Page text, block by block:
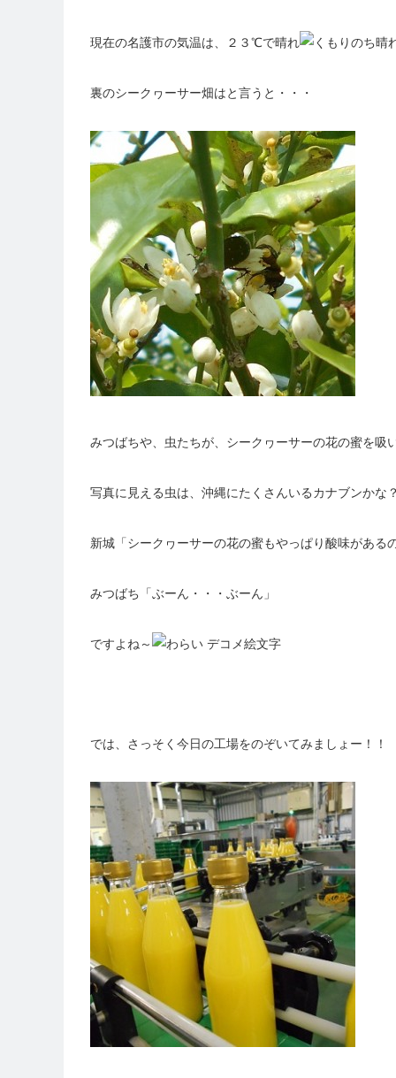
現在の名護市の気温は、２３℃で晴れ
裏のシークヮーサー畑はと言うと・・・
みつばちや、虫たちが、シークヮーサーの花の蜜を吸
写真に見える虫は、沖縄にたくさんいるカナブンかな
新城「シークヮーサーの花の蜜もやっぱり酸味がある
みつばち「ぶーん・・・ぶーん」
ですよね～
では、さっそく今日の工場をのぞいてみましょー！！